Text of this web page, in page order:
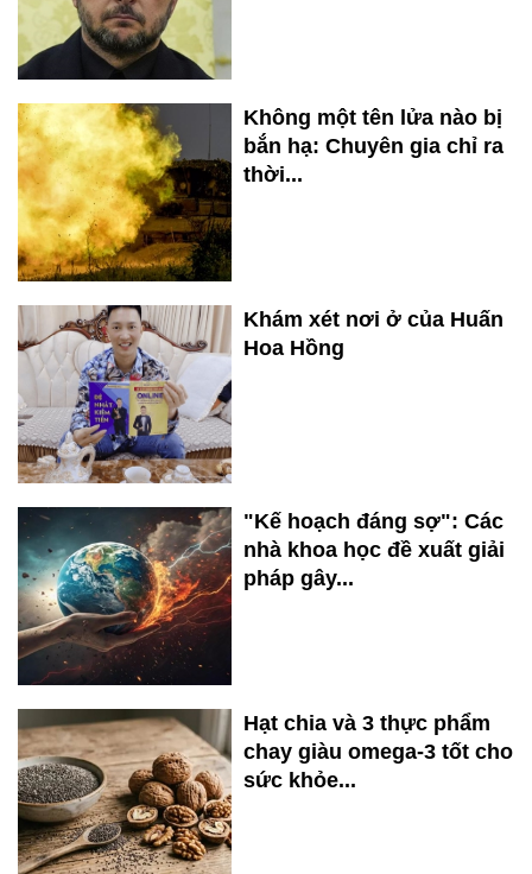
Không một tên lửa nào bị
bắn hạ: Chuyên gia chỉ ra
thời...
Khám xét nơi ở của Huấn
Hoa Hồng
"Kế hoạch đáng sợ": Các
nhà khoa học đề xuất giải
pháp gây...
Hạt chia và 3 thực phẩm
chay giàu omega-3 tốt cho
sức khỏe...